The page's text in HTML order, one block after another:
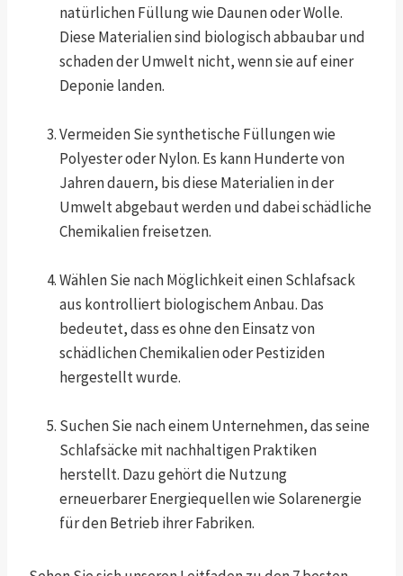
natürlichen Füllung wie Daunen oder Wolle.
Diese Materialien sind biologisch abbaubar und
schaden der Umwelt nicht, wenn sie auf einer
Deponie landen.
Vermeiden Sie synthetische Füllungen wie
Polyester oder Nylon. Es kann Hunderte von
Jahren dauern, bis diese Materialien in der
Umwelt abgebaut werden und dabei schädliche
Chemikalien freisetzen.
Wählen Sie nach Möglichkeit einen Schlafsack
aus kontrolliert biologischem Anbau. Das
bedeutet, dass es ohne den Einsatz von
schädlichen Chemikalien oder Pestiziden
hergestellt wurde.
Suchen Sie nach einem Unternehmen, das seine
Schlafsäcke mit nachhaltigen Praktiken
herstellt. Dazu gehört die Nutzung
erneuerbarer Energiequellen wie Solarenergie
für den Betrieb ihrer Fabriken.